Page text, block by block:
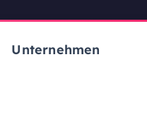
Unternehmen